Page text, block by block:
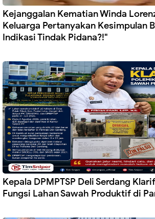
Kejanggalan Kematian Winda
Keluarga Pertanyakan Kesimpulan
Indikasi Tindak Pidana?!"
Kepala DPMPTSP Deli Serdang
Fungsi Lahan Sawah Produktif di